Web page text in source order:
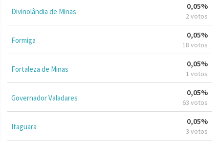
Divinolândia de Minas
0,05%
2 votos
Formiga
0,05%
18 votos
Fortaleza de Minas
0,05%
1 votos
Governador Valadares
0,05%
63 votos
Itaguara
0,05%
3 votos